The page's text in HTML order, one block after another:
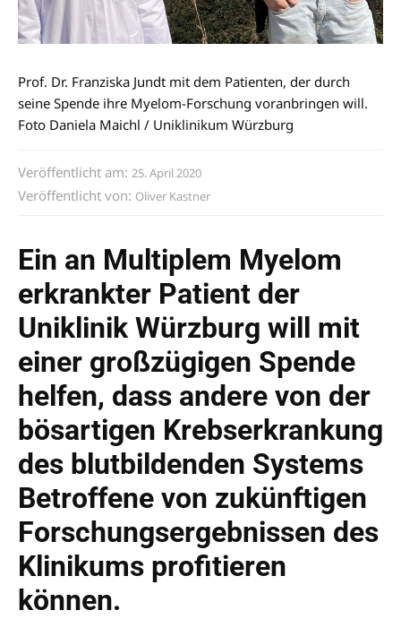
Prof. Dr. Franziska Jundt mit dem Patienten, der durch
seine Spende ihre Myelom-Forschung voranbringen will.
Foto Daniela Maichl / Uniklinikum Würzburg
Veröffentlicht am: 25. April 2020
Veröffentlicht von: Oliver Kastner
Ein an Multiplem Myelom
erkrankter Patient der
Uniklinik Würzburg will mit
einer großzügigen Spende
helfen, dass andere von der
bösartigen Krebserkrankung
des blutbildenden Systems
Betroffene von zukünftigen
Forschungsergebnissen des
Klinikums profitieren
können.